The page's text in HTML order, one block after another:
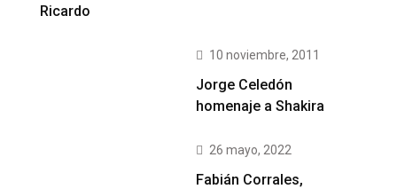
Ricardo
10 noviembre, 2011
Jorge Celedón
homenaje a Shakira
26 mayo, 2022
Fabián Corrales,